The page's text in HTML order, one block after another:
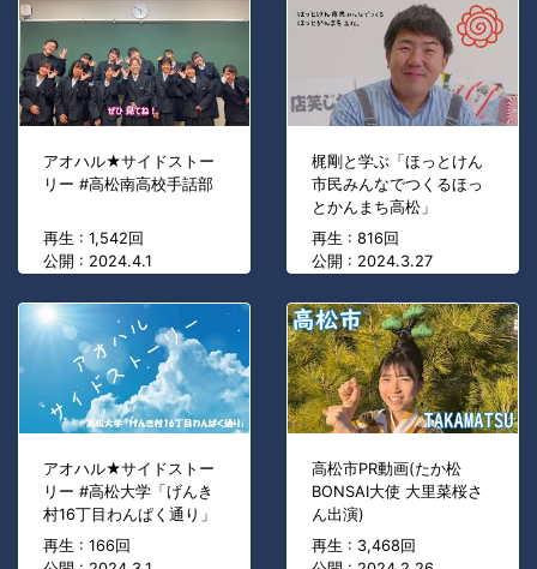
アオハル★サイドストー
リー #高松南高校手話部
再生 : 1,542回
公開 : 2024.4.1
梶剛と学ぶ「ほっとけん
市民みんなでつくるほっ
とかんまち高松」
再生 : 816回
公開 : 2024.3.27
アオハル★サイドストー
リー #高松大学「げんき
村16丁目わんぱく通り」
再生 : 166回
高松市PR動画(たか松
BONSAI大使 大里菜桜さ
ん出演)
再生 : 3,468回